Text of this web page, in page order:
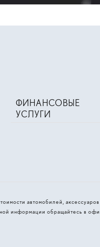
ФИНАНСОВЫЕ
УСЛУГИ
автомобилей,
информации обращайтесь в